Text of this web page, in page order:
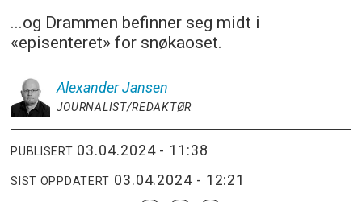
...og Drammen befinner seg midt i
«episenteret» for snøkaoset.
Alexander Jansen
JOURNALIST/REDAKTØR
PUBLISERT 03.04.2024 - 11:38
SIST OPPDATERT 03.04.2024 - 12:21